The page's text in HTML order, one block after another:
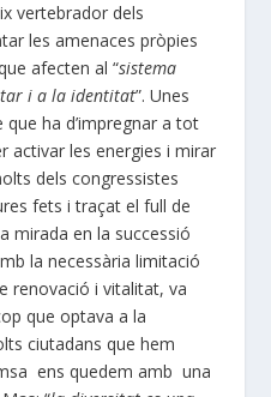
vertebrador dels
les amenaces pròpies
afecten al “sistema
i a la identitat”. Unes
ha d’impregnar a tot
activar les energies i mirar
dels congressistes
fets i traçat el full de
mirada en la successió
la necessària limitació
renovació i vitalitat, va
que optava a la
ciutadans que hem
ens quedem amb una